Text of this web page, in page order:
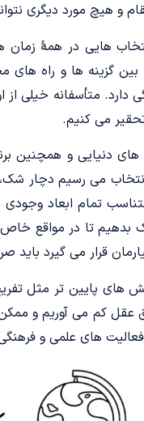
و هیچ مورد دیگری
هایی در همۀ زمان
بین گزینه ها و راه
دارد. متأسفانه خیلی
می کنیم.
های دنیایی و همچنین
می رسیم دچار
تمام ابعاد
بدهیم تا در مواقع
قرار می گیرد
های پایین تر مثل
کم می آوریم و
های علمی و